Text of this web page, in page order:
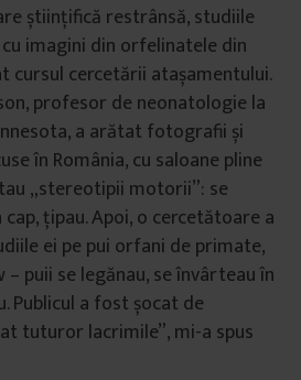
științifică restrânsă, studiile
imagini din orfelinatele din
cursul cercetării atașamentului.
profesor de neonatologie la
a arătat fotografii și
în România, cu saloane pline
„stereotipii motorii”: se
țipau. Apoi, o cercetătoare a
ei pe pui orfani de primate,
– puii se legănau, se învârteau în
Publicul a fost șocat de
tuturor lacrimile”, mi-a spus